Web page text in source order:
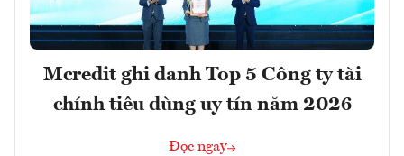
Mcredit ghi danh Top 5 Công ty tài
chính tiêu dùng uy tín năm 2026
Đọc ngay